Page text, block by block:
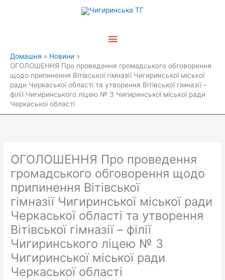
Головне
Домашня
Новини
ОГОЛОШЕННЯ Про проведення громадського обговорення
щодо припинення Вітівської гімназії Чигиринської міської
ради Черкаської області та утворення Вітівської гімназії –
філії Чигиринського ліцею № 3 Чигиринської міської ради
Черкаської області
ОГОЛОШЕННЯ Про проведення
громадського обговорення щодо
припинення Вітівської
гімназії Чигиринської міської ради
Черкаської області та утворення
Вітівської гімназії – філії
Чигиринського ліцею № 3
Чигиринської міської ради
Черкаської області